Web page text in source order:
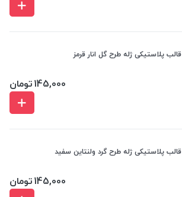
قالب پلاستیکی ژله طرح گل انار قرمز
145,000تومان
قالب پلاستیکی ژله طرح گرد ولنتاین سفید
145,000تومان